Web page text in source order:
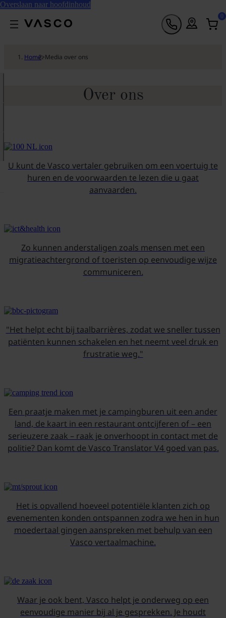
Overslaan naar hoofdinhoud
0
Home>Media over ons
Over ons
U kunt de Vasco vertaler gebruiken om een voertuig te
huren en de voorwaarden te lezen die u gaat
aanvaarden.
Zo kunnen anderstaligen zoals mensen met een
migratieachtergrond of toeristen op eenvoudige wijze
communiceren.
"Het helpt echt bij taalbarrières, zodat we sneller tussen
patiënten kunnen schakelen en het neemt veel druk en
frustratie weg."
Een praatje maken met je campingburen uit een ander
land, de kaart in een restaurant ontcijferen of – een
serieuzere zaak – raak je onverhoopt in contact met de
politie? Dan komt de Vasco Translator V4 goed van pas.
Het is opvallend hoeveel potentiële klanten zich op
evenementen konden ontspannen zodra we hen in hun
moedertaal gingen aanspreken met behulp van een
Vasco vertaalmachine.
Waar je ook bent, Vasco helpt je onderweg op een
eenvoudige manier bij al je gesprekken. Je houdt